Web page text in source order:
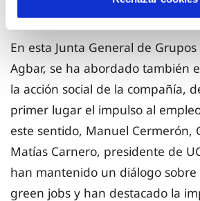
social
En esta Junta General de
Agbar, se ha abordado también
la acción social de la compañía,
primer lugar el impulso al
este sentido, Manuel Cermerón,
Matías Carnero, presidente de
han mantenido un diálogo sobre
green jobs y han destacado la